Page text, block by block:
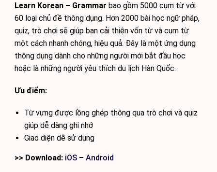
Learn Korean – Grammar bao gồm 5000 cụm từ với
60 loại chủ đề thông dụng. Hơn 2000 bài học ngữ pháp,
quiz, trò chơi sẽ giúp bạn cải thiện vốn từ và cụm từ
một cách nhanh chóng, hiệu quả. Đây là một ứng dụng
thông dụng dành cho những người mới bắt đầu học
hoặc là những người yêu thích du lịch Hàn Quốc.
Ưu điểm:
Từ vựng được lồng ghép thông qua trò chơi và quiz
giúp dễ dàng ghi nhớ
Giao diện dễ sử dụng
>> Download: iOS – Android